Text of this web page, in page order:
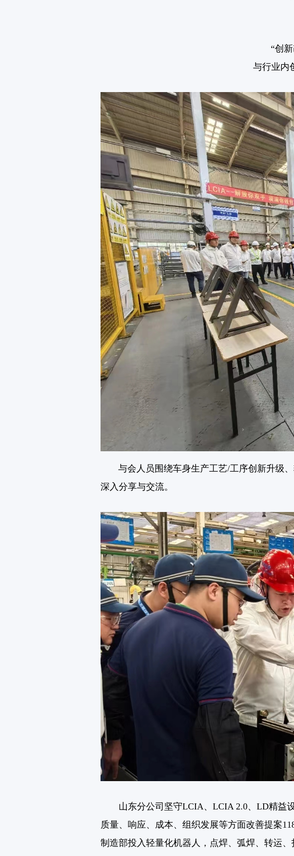
“创
与行业内
与会人员围绕车身生产工艺/工序创新升级、
深入分享与交流。
山东分公司坚守LCIA、LCIA 2.0、LD精益
质量、响应、成本、组织发展等方面改善提案
制造部投入轻量化机器人，点焊、弧焊、转运